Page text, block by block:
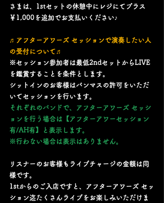
さまは、1stセットの休憩中にレジにてプラス
￥1,000を追加でお支払いください♪
♬アフターアワーズ セッションで演奏したい人
の受付について♬
※セッション参加者は最低2ndセットからLIVE
を鑑賞することを条件とします。
シットインのお客様はバンマスの許可をいただ
いてセッションを行います。
それぞれのバンドで、アフターアワーズ セッシ
ョンを行う場合は【アフターアワーセッション
有/AH有】と表示します。
※行わない場合は表示はありません。
リスナーのお客様もライブチャージの金額は同
様です。
1stからのご入店ですと、アフターアワーズ セッ
ション迄たくさんライブをお楽しみいただけま